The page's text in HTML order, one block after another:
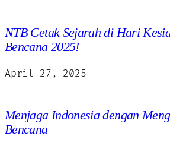
NTB Cetak Sejarah di Hari
Bencana 2025!
April 27, 2025
Menjaga Indonesia dengan
Bencana